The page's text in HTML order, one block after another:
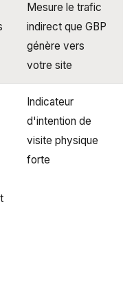
Mesure le trafic
indirect que GBP
génère vers
votre site
Indicateur
d'intention de
visite physique
forte